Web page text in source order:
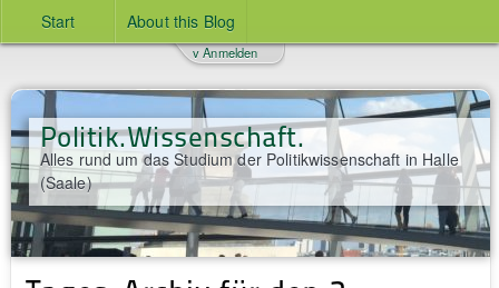
Start About this Blog
Politik.Wissenschaft.
Alles rund um das Studium der Politikwissenschaft in Halle
(Saale)
v Anmelden